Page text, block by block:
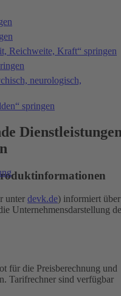
Reichweite, Kraft“ springen
neurologisch,
springen
unter devk.de) informiert über
Unternehmensdarstellung
für die Preisberechnung und
Tarifrechner sind verfügbar